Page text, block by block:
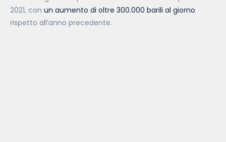
2021, con un aumento di oltre 300.000 barili al giorno
rispetto all’anno precedente.